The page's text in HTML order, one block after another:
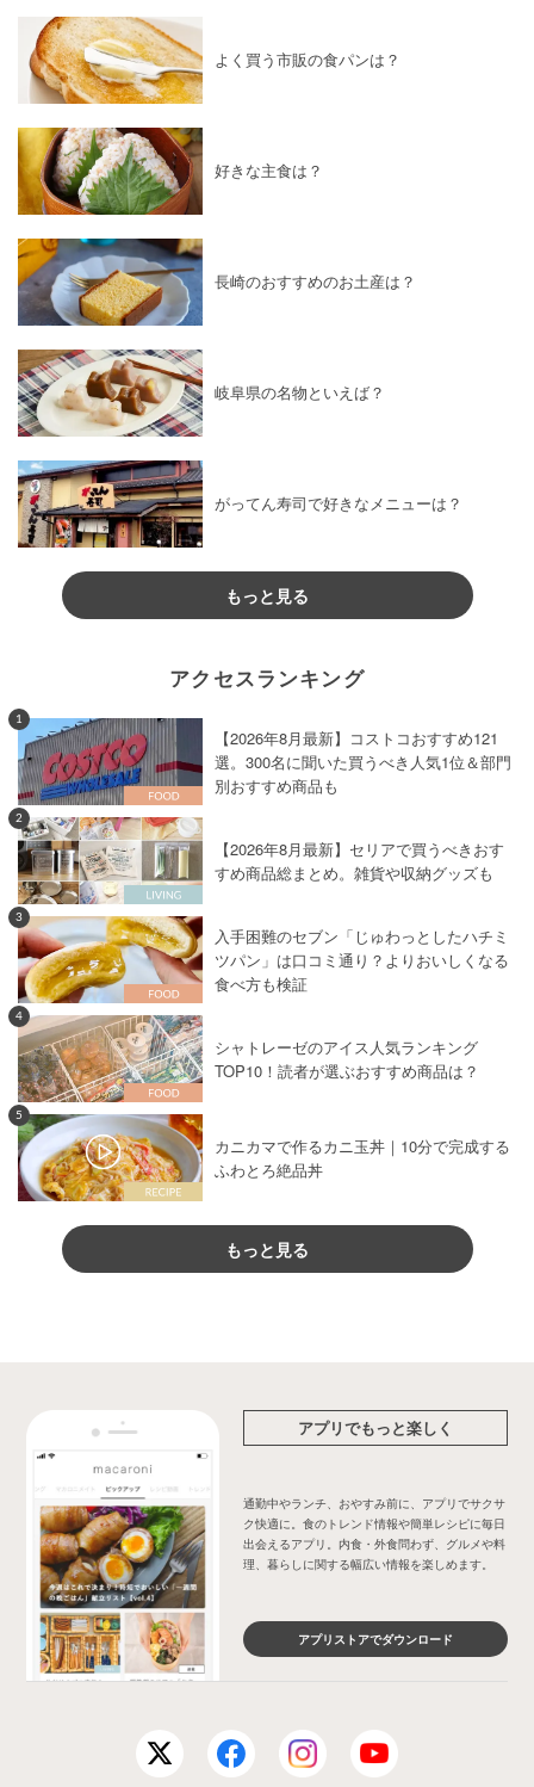
よく買う市販の食パンは？
好きな主食は？
長崎のおすすめのお土産は？
岐阜県の名物といえば？
がってん寿司で好きなメニューは？
もっと見る
アクセスランキング
1
【2026年8月最新】コストコおすすめ121
選。300名に聞いた買うべき人気1位＆部門
別おすすめ商品も
2
【2026年8月最新】セリアで買うべきおす
すめ商品総まとめ。雑貨や収納グッズも
3
入手困難のセブン「じゅわっとしたハチミ
ツパン」は口コミ通り？よりおいしくなる
食べ方も検証
4
シャトレーゼのアイス人気ランキング
TOP10！読者が選ぶおすすめ商品は？
5
カニカマで作るカニ玉丼｜10分で完成する
ふわとろ絶品丼
もっと見る
アプリでもっと楽しく
通勤中やランチ、おやすみ前に、アプリでサクサ
ク快適に。食のトレンド情報や簡単レシピに毎日
出会えるアプリ。内食・外食問わず、グルメや料
理、暮らしに関する幅広い情報を楽しめます。
アプリストアでダウンロード